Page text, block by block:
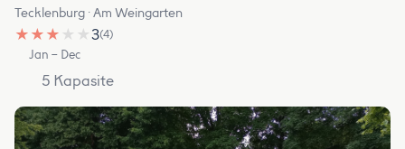
Tecklenburg · Am Weingarten
★ ★ ★ ★ ★3(4)
Jan – Dec
5 Kapasite